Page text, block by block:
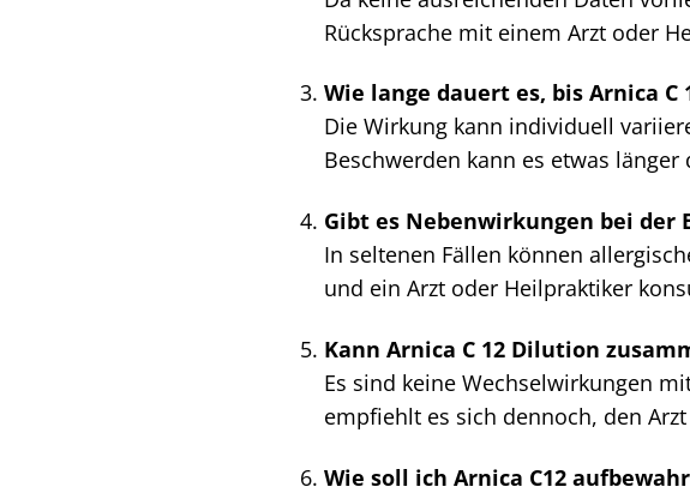
Rücksprache mit einem Arzt oder
Wie lange dauert es, bis Arnica
Die Wirkung kann individuell
Beschwerden kann es etwas
Gibt es Nebenwirkungen bei der
In seltenen Fällen können
und ein Arzt oder Heilpraktiker
Kann Arnica C 12 Dilution
Es sind keine Wechselwirkungen
empfiehlt es sich dennoch, den
Wie soll ich Arnica C12